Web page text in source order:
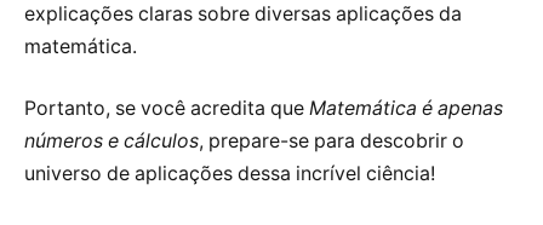
explicações claras sobre diversas aplicações da
matemática.
Portanto, se você acredita que Matemática é apenas
números e cálculos, prepare-se para descobrir o
universo de aplicações dessa incrível ciência!